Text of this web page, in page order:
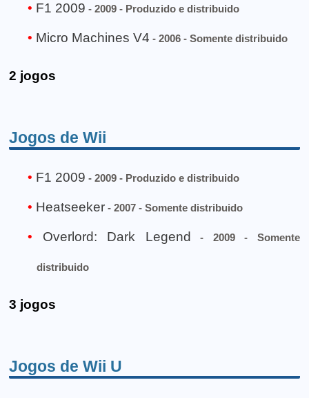
F1 2009 - 2009 - Produzido e distribuido
Micro Machines V4 - 2006 - Somente distribuido
2 jogos
Jogos de Wii
F1 2009 - 2009 - Produzido e distribuido
Heatseeker - 2007 - Somente distribuido
Overlord: Dark Legend - 2009 - Somente
distribuido
3 jogos
Jogos de Wii U